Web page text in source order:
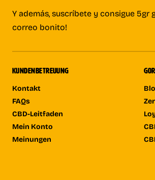
Y además, suscríbete y consigue
correo bonito!
KUNDENBETREUUNG
Kontakt
FAQs
CBD-Leitfaden
Mein Konto
Meinungen